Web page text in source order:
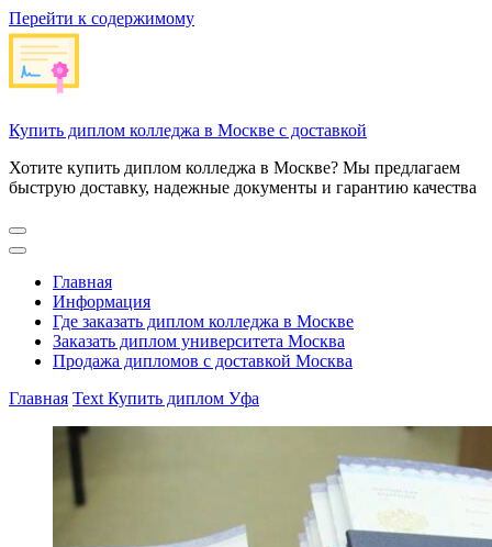
Перейти к содержимому
Купить диплом колледжа в Москве с доставкой
Хотите купить диплом колледжа в Москве? Мы предлагаем
быструю доставку, надежные документы и гарантию качества
Главная
Информация
Где заказать диплом колледжа в Москве
Заказать диплом университета Москва
Продажа дипломов с доставкой Москва
Главная Text Купить диплом Уфа